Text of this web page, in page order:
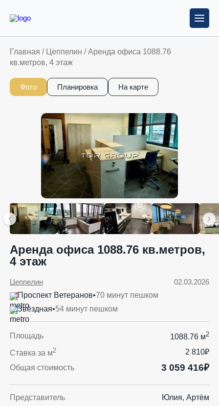
Главная / Цеппелин /Аренда офиса 1088.76
кв.метров, 4 этаж
Фото Планировка На карте
Аренда офиса 1088.76 кв.метров,
4 этаж
02.03.2026
Цеппелин
Проспект Ветеранов•70 минут пешком
Звёздная•54 минут пешком
Площадь 1088.76 м2
Ставка за м2
2 810₽
Общая стоимость
3 059 416₽
Представитель Юлия, Артём